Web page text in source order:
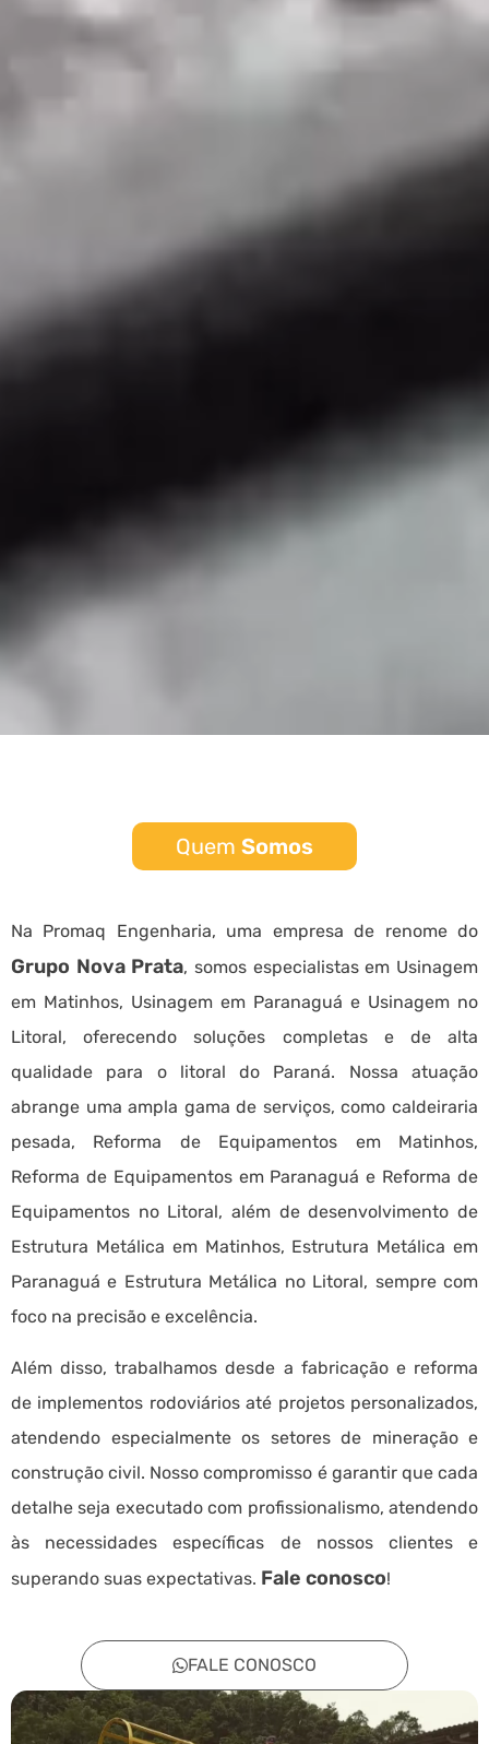
Quem Somos
Na Promaq Engenharia, uma empresa de renome do
Grupo Nova Prata, somos especialistas em Usinagem
em Matinhos, Usinagem em Paranaguá e Usinagem no
Litoral, oferecendo soluções completas e de alta
qualidade para o litoral do Paraná. Nossa atuação
abrange uma ampla gama de serviços, como caldeiraria
pesada, Reforma de Equipamentos em Matinhos,
Reforma de Equipamentos em Paranaguá e Reforma de
Equipamentos no Litoral, além de desenvolvimento de
Estrutura Metálica em Matinhos, Estrutura Metálica em
Paranaguá e Estrutura Metálica no Litoral, sempre com
foco na precisão e excelência.
Além disso, trabalhamos desde a fabricação e reforma
de implementos rodoviários até projetos personalizados,
atendendo especialmente os setores de mineração e
construção civil. Nosso compromisso é garantir que cada
detalhe seja executado com profissionalismo, atendendo
às necessidades específicas de nossos clientes e
superando suas expectativas. Fale conosco!
FALE CONOSCO